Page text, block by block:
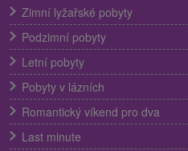
Zimní lyžařské pobyty
Podzimní pobyty
Letní pobyty
Pobyty v lázních
Romantický víkend pro dva
Last minute